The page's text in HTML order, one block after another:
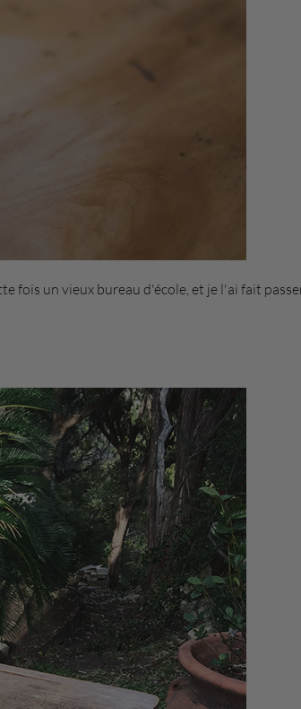
fois un vieux bureau d'école, et je l'ai fait